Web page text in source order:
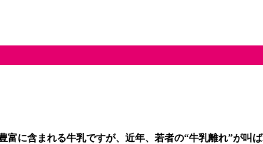
に含まれる牛乳ですが、近年、若者の“牛乳離れ”が叫